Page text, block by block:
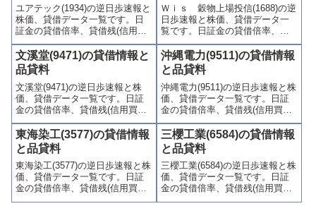
やすくまとめて掲載していま
す。
やすくまとめて掲載していま
す。
ユアテック(1934)の逆日歩速報と
株価、貸借データ一覧です。日
証金の貸借倍率、貸借残(信用買
残、信用売残)、品貸料(逆日
歩)、東証の週末残高、規制(注意
喚起・申込停止)など、空売り関
連情報を集計し、図解でわかり
やすくまとめて掲載していま
す。
Ｗｉｓ 穀物上場投信(1688)の逆
日歩速報と株価、貸借データ一
覧です。日証金の貸借倍率、貸
借残(信用買残、信用売残)、品貸
料(逆日歩)、東証の週末残高、規
制(注意喚起・申込停止)など、空
売り関連情報を集計し、図解で
わかりやすくまとめて掲載して
います。
文溪堂(9471)の貸借情報と
品貸料
文溪堂(9471)の逆日歩速報と株
価、貸借データ一覧です。日証
金の貸借倍率、貸借残(信用買
残、信用売残)、品貸料(逆日
歩)、東証の週末残高、規制(注意
喚起・申込停止)など、空売り関
連情報を集計し、図解でわかり
やすくまとめて掲載していま
す。
沖縄電力(9511)の貸借情報
と品貸料
沖縄電力(9511)の逆日歩速報と株
価、貸借データ一覧です。日証
金の貸借倍率、貸借残(信用買
残、信用売残)、品貸料(逆日
歩)、東証の週末残高、規制(注意
喚起・申込停止)など、空売り関
連情報を集計し、図解でわかり
やすくまとめて掲載していま
す。
東海染工(3577)の貸借情報
と品貸料
東海染工(3577)の逆日歩速報と株
価、貸借データ一覧です。日証
金の貸借倍率、貸借残(信用買
残、信用売残)、品貸料(逆日
三櫻工業(6584)の貸借情報
と品貸料
三櫻工業(6584)の逆日歩速報と株
価、貸借データ一覧です。日証
金の貸借倍率、貸借残(信用買
残、信用売残)、品貸料(逆日